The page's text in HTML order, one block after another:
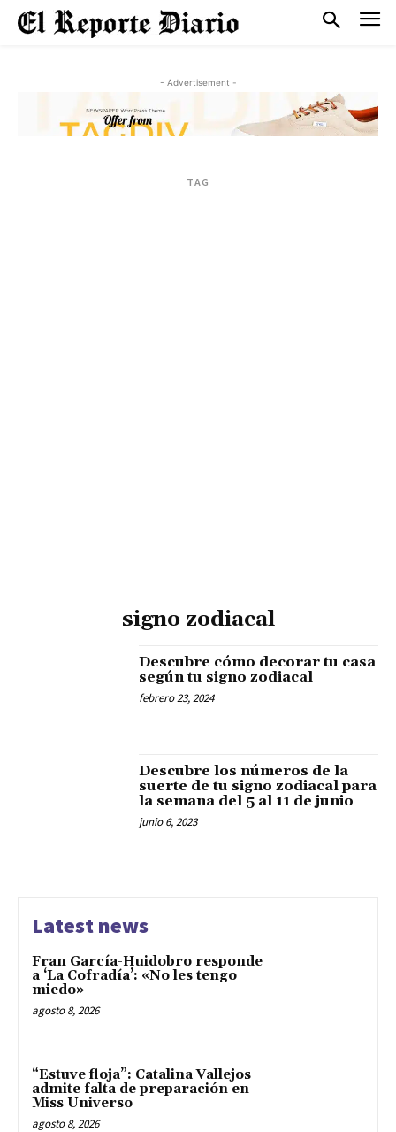
- Advertisement -
TAG
signo zodiacal
Descubre cómo decorar tu casa
según tu signo zodiacal
febrero 23, 2024
Descubre los números de la
suerte de tu signo zodiacal para
la semana del 5 al 11 de junio
junio 6, 2023
Latest news
Fran García-Huidobro responde
a ‘La Cofradía’: «No les tengo
miedo»
agosto 8, 2026
“Estuve floja”: Catalina Vallejos
admite falta de preparación en
Miss Universo
agosto 8, 2026